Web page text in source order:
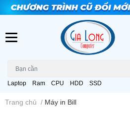
Laptop Ram CPU HDD SSD
Trang chủ / Máy in Bill